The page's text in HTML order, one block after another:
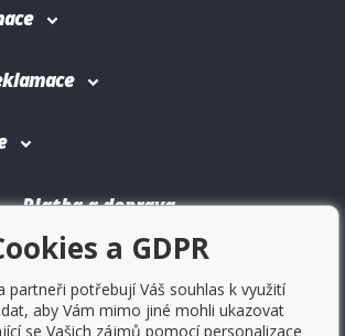
Platba a doprava
a GDPR
partneři potřebují Váš souhlas k využití
aby Vám mimo jiné mohli ukazovat
se Vašich zájmů pomocí personalizace